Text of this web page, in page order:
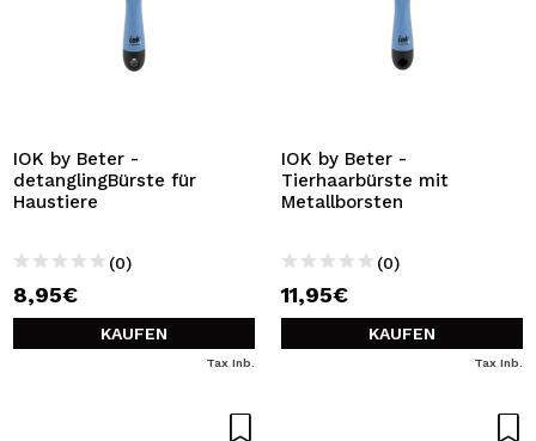
IOK by Beter -
detanglingBürste für
Haustiere
(0)
8,95€
KAUFEN
Tax Inb.
IOK by Beter -
Tierhaarbürste mit
Metallborsten
(0)
11,95€
KAUFEN
Tax Inb.